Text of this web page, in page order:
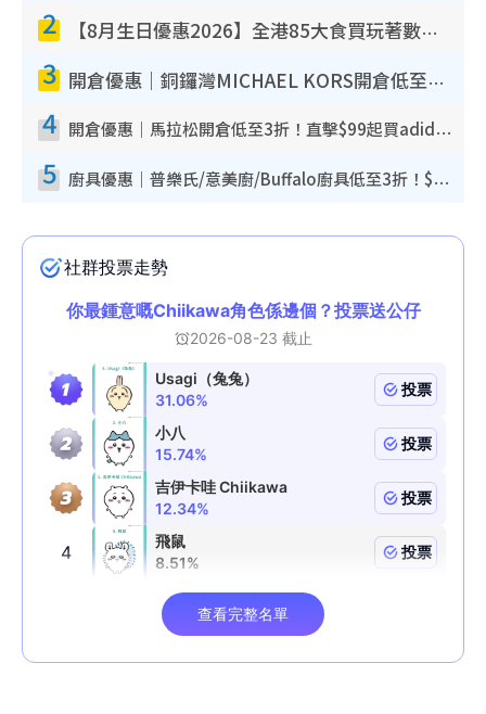
2 【8月生日優惠2026】全港85大食買玩著數攻略 自助餐/火鍋放題同行免費＋誠品/DONKI送現金券
3 開倉優惠｜銅鑼灣MICHAEL KORS開倉低至17折！直擊$500起買手袋/銀包/鞋款 必買經典Jet Set系列
4 開倉優惠｜馬拉松開倉低至3折！直擊$99起買adidas／New Balance／Puma鞋款 STANLEY保溫杯劈價至$119起
5 廚具優惠｜普樂氏/意美廚/Buffalo廚具低至3折！$89起買煎鍋／炒鑊／個人鍋 同場小家電激減至$99起